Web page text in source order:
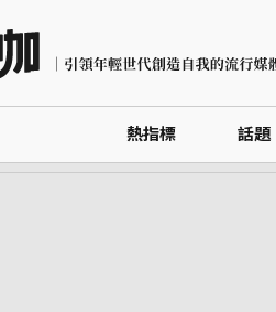
熱指標 話題